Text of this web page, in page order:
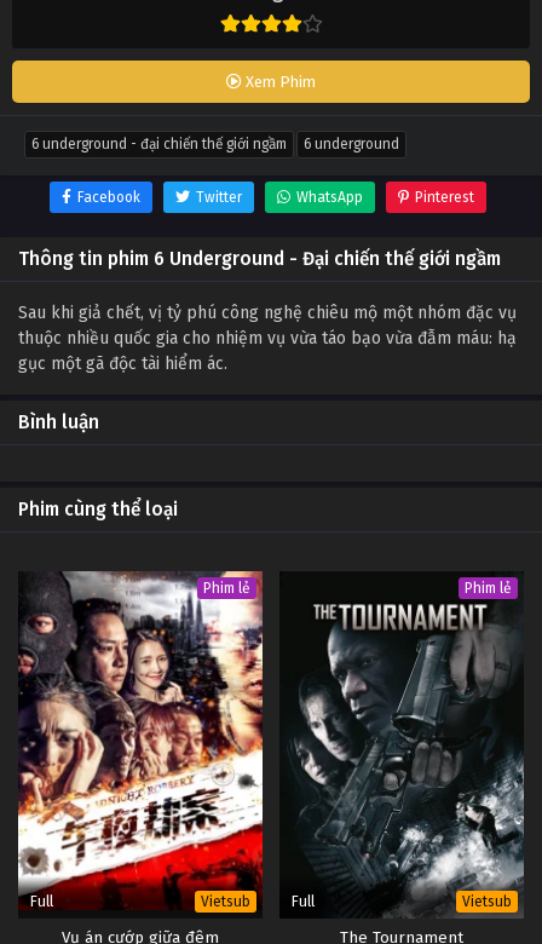
Xem Phim
6 underground - đại chiến thế giới ngầm 6 underground
Facebook Twitter WhatsApp Pinterest
Thông tin phim 6 Underground - Đại chiến thế giới ngầm
Sau khi giả chết, vị tỷ phú công nghệ chiêu mộ một nhóm đặc vụ
thuộc nhiều quốc gia cho nhiệm vụ vừa táo bạo vừa đẫm máu: hạ
gục một gã độc tài hiểm ác.
Bình luận
Phim cùng thể loại
Phim lẻ
Full Vietsub
Vụ án cướp giữa đêm
Phim lẻ
Full Vietsub
The Tournament